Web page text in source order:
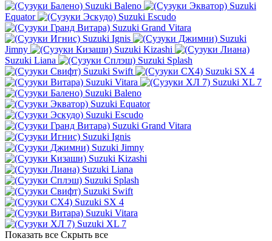
Suzuki Baleno
Suzuki
Equator
Suzuki Escudo
Suzuki Grand Vitara
Suzuki Ignis
Suzuki
Jimny
Suzuki Kizashi
Suzuki Liana
Suzuki Splash
Suzuki Swift
Suzuki SX 4
Suzuki Vitara
Suzuki XL 7
Suzuki Baleno
Suzuki Equator
Suzuki Escudo
Suzuki Grand Vitara
Suzuki Ignis
Suzuki Jimny
Suzuki Kizashi
Suzuki Liana
Suzuki Splash
Suzuki Swift
Suzuki SX 4
Suzuki Vitara
Suzuki XL 7
Показать все Скрыть все